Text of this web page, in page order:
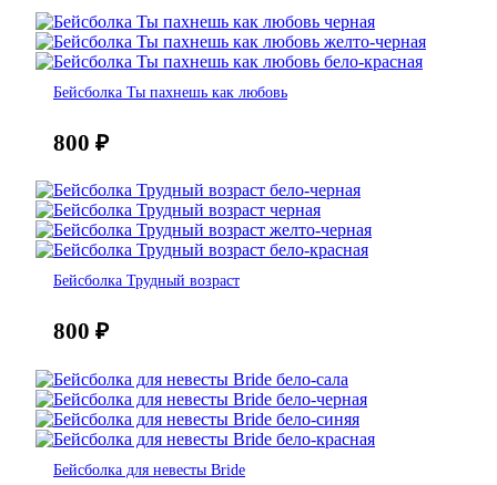
Бейсболка Ты пахнешь как любовь
800 ₽
Бейсболка Трудный возраст
800 ₽
Бейсболка для невесты Bride